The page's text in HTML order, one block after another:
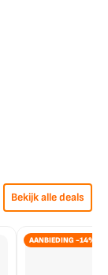
Bekijk alle deals
AANBIEDING -14%